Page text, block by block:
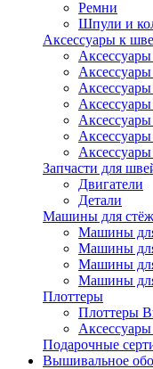
Ремни
Шпули и
Аксессуары к
Аксессуары
Запчасти для
Двигатели
Детали
Машины для
Машины
Машины
Машины
Машины
Плоттеры
Плоттеры
Подарочные
Вышивальное